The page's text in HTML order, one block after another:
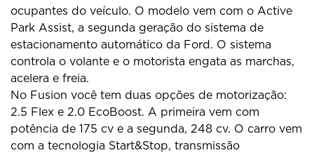
ocupantes do veículo. O modelo vem com o Active
Park Assist, a segunda geração do sistema de
estacionamento automático da Ford. O sistema
controla o volante e o motorista engata as marchas,
acelera e freia.
No Fusion você tem duas opções de motorização:
2.5 Flex e 2.0 EcoBoost. A primeira vem com
potência de 175 cv e a segunda, 248 cv. O carro vem
com a tecnologia Start&Stop, transmissão